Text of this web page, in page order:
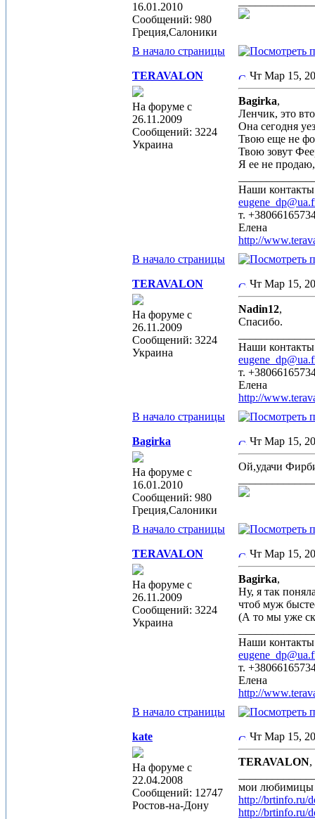
16.01.2010
Сообщений: 980
Греция,Салоники
В начало страницы
TERAVALON
На форуме с
26.11.2009
Сообщений: 3224
Украина
Чт Мар 15,
Bagirka,
Ленчик, это
Она сегодня
Твою еще не
Твою зовут
Я ее не
Наши
т.
Елена
http://
В начало страницы
TERAVALON
На форуме с
26.11.2009
Сообщений: 3224
Украина
Чт Мар 15,
Nadin12,
Спасибо.
Наши
т.
Елена
http://
В начало страницы
Bagirka
На форуме с
16.01.2010
Сообщений: 980
Греция,Салоники
Чт Мар 15,
Ой,удачи
В начало страницы
TERAVALON
На форуме с
26.11.2009
Сообщений: 3224
Украина
Чт Мар 15,
Bagirka,
Ну, я так
чтоб муж
(А то мы уже
Наши
т.
Елена
http://
В начало страницы
kate
На форуме с
22.04.2008
Сообщений: 12747
Ростов-на-Дону
Чт Мар 15,
TERAVALON,
мои любимицы
http://brtinfo.ru/
http://brtinfo.ru/